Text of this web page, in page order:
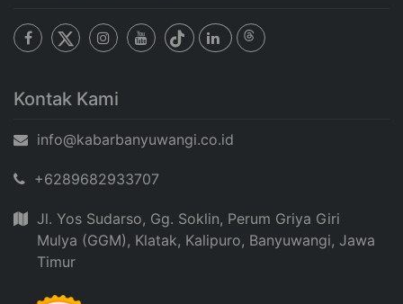
Kontak Kami
info@kabarbanyuwangi.co.id
+6289682933707
Jl. Yos Sudarso, Gg. Soklin, Perum Griya Giri
Mulya (GGM), Klatak, Kalipuro, Banyuwangi, Jawa
Timur